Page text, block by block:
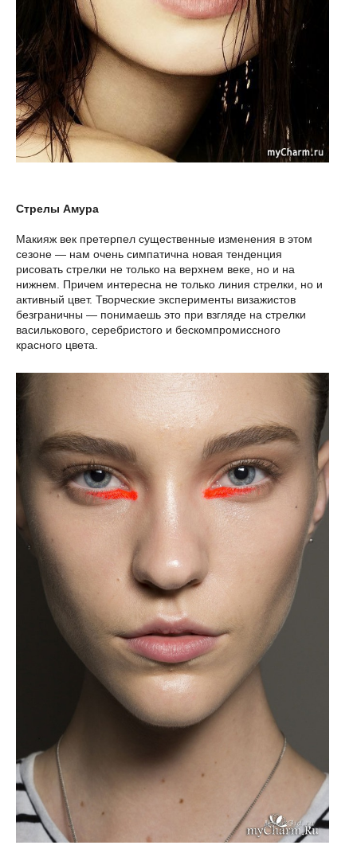
Стрелы Амура
Макияж век претерпел существенные изменения в этом
сезоне — нам очень симпатична новая тенденция
рисовать стрелки не только на верхнем веке, но и на
нижнем. Причем интересна не только линия стрелки, но и
активный цвет. Творческие эксперименты визажистов
безграничны — понимаешь это при взгляде на стрелки
василькового, серебристого и бескомпромиссного
красного цвета.